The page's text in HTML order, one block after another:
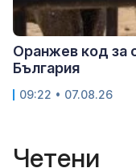
Оранжев код за
България
09:22 • 07.08.26
Четени